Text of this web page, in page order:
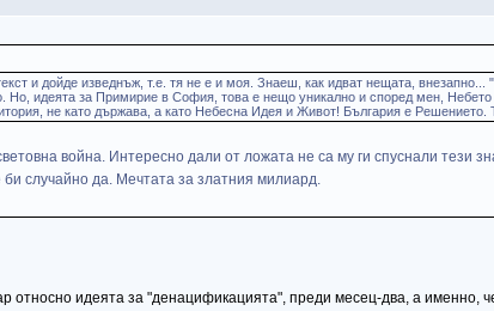
и дойде изведнъж, т.е. тя не е и моя. Знаеш, как идват нещата,
идеята за Примирие в София, това е нещо уникално и според мен, Небето
не като държава, а като Небесна Идея и Живот! България е Решението.
война. Интересно дали от ложата не са му ги спуснали тези
случайно да. Мечтата за златния милиард.
относно идеята за "денацификацията", преди месец-два, а именно,